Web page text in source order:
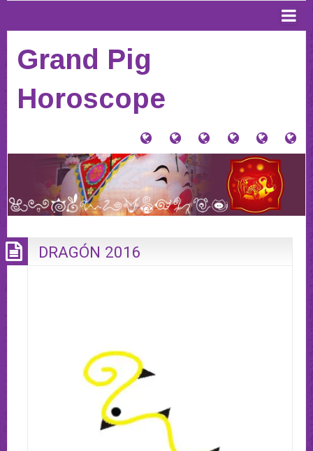
Grand Pig
Horoscope
猪
星
座
(Home)
signo
ContactoDonaciones
y
Tienda
DRAGÓN 2016